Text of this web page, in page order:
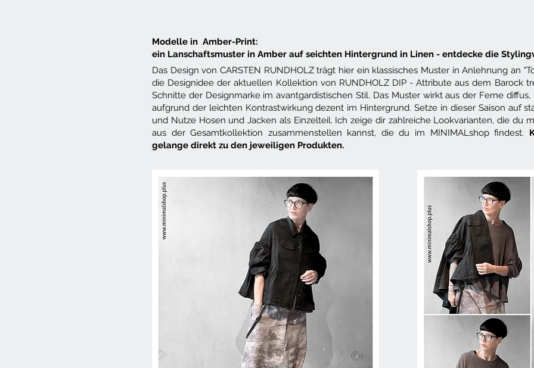
Modelle in Amber-Print:
ein Lanschaftsmuster in Amber auf seichten Hintergrund in Linen - entdecke die
Das Design von CARSTEN RUNDHOLZ trägt hier ein klassisches Muster in Anlehnung an
die Designidee der aktuellen Kollektion von RUNDHOLZ DIP - Attribute aus dem Barock
Schnitte der Designmarke im avantgardistischen Stil. Das Muster wirkt aus der Ferne
aufgrund der leichten Kontrastwirkung dezent im Hintergrund. Setze in dieser Saison auf
und Nutze Hosen und Jacken als Einzelteil. Ich zeige dir zahlreiche Lookvarianten, die du
aus der Gesamtkollektion zusammenstellen kannst, die du im MINIMALshop findest.
gelange direkt zu den jeweiligen Produkten.